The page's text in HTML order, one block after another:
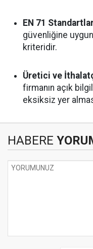
EN 71
güvenliğine
kriteridir.
Üretici ve
firmanın açık
eksiksiz yer
HABERE